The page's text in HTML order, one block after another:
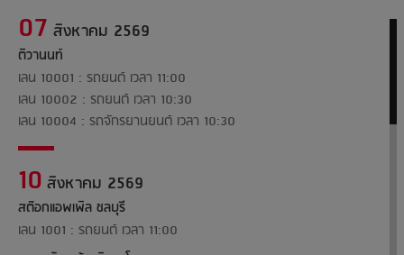
07 สิงหาคม 2569
ติวานนท์
เลน 10001 : รถยนต์ เวลา 11:00
เลน 10002 : รถยนต์ เวลา 10:30
เลน 10004 : รถจักรยานยนต์ เวลา 10:30
10 สิงหาคม 2569
สต๊อกแอพเพิล ชลบุรี
เลน 1001 : รถยนต์ เวลา 11:00